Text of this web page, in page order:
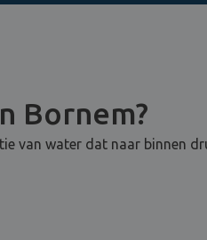
Bornem?
van water dat naar binnen